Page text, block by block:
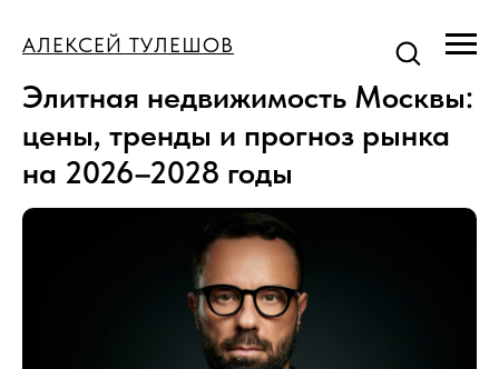
АЛЕКСЕЙ ТУЛЕШОВ
Элитная недвижимость Москвы:
цены, тренды и прогноз рынка
на 2026–2028 годы